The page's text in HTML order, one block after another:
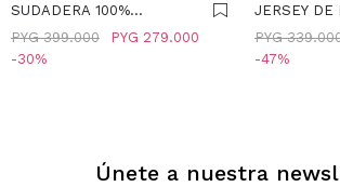
SUDADERA 100%
ALGODÓN - GRIS
PYG 279.000
PYG 399.000
30
JERSEY DE
PYG
47
Únete a nuestra